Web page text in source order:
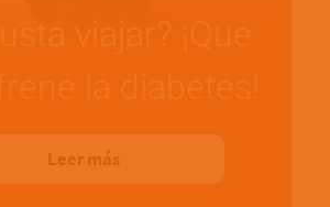
viajar? ¡Que
la diabetes!
Leer más